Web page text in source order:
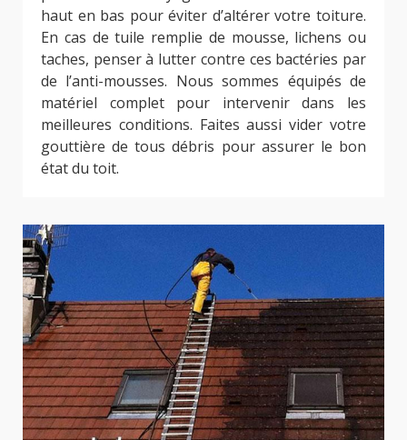
haut en bas pour éviter d’altérer votre toiture.
En cas de tuile remplie de mousse, lichens ou
taches, penser à lutter contre ces bactéries par
de l’anti-mousses. Nous sommes équipés de
matériel complet pour intervenir dans les
meilleures conditions. Faites aussi vider votre
gouttière de tous débris pour assurer le bon
état du toit.